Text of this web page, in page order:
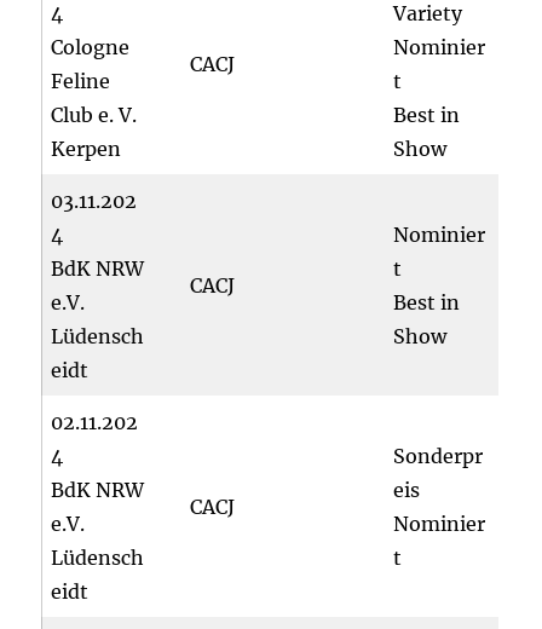
4
Cologne
Feline
Club e. V.
Kerpen
CACJ
Variety
Nominier
t
Best in
Show
03.11.202
4
BdK NRW
e.V.
Lüdensch
eidt
CACJ
Nominier
t
Best in
Show
02.11.202
4
BdK NRW
e.V.
Lüdensch
eidt
CACJ
Sonderpr
eis
Nominier
t